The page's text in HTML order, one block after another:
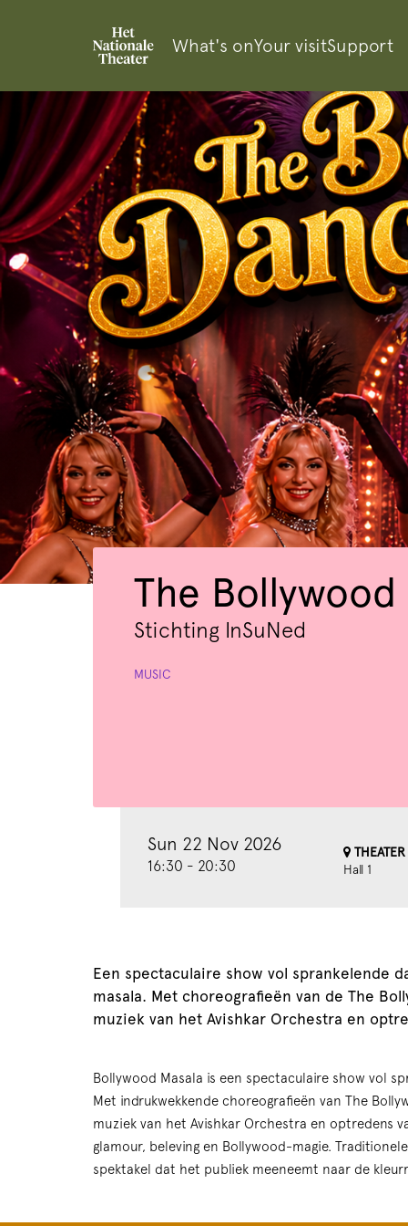
What's onYour visitSupport
The Bollywood
Stichting InSuNed
MUSIC
Sun 22 Nov 2026
16:30 - 20:30
Hall 1
Een spectaculaire show vol sprankelende
masala. Met choreografieën van de The
muziek van het Avishkar Orchestra en
Bollywood Masala is een spectaculaire show vol
Met indrukwekkende choreografieën van The
muziek van het Avishkar Orchestra en optredens
glamour, beleving en Bollywood-magie.
spektakel dat het publiek meeneemt naar de